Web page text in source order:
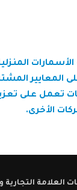
المعايير
تعمل على
الأخرى.